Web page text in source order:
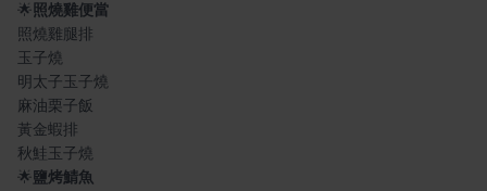
🌟照燒雞便當
照燒雞腿排
玉子燒
明太子玉子燒
麻油栗子飯
黃金蝦排
秋鮭玉子燒
🌟鹽烤鯖魚